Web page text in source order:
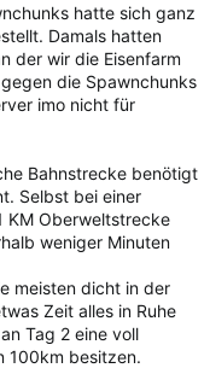
hatte sich ganz
Damals hatten
der wir die Eisenfarm
die Spawnchunks
imo nicht für
Bahnstrecke benötigt
Selbst bei einer
KM Oberweltstrecke
weniger Minuten
meisten dicht in der
Zeit alles in Ruhe
Tag 2 eine voll
100km besitzen.